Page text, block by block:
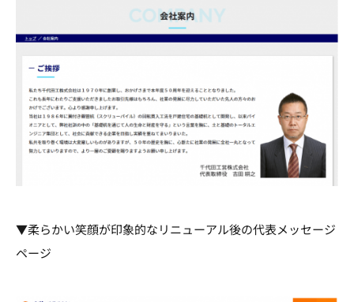
▼柔らかい笑顔が印象的なリニューアル後の代表メッセージ
ページ